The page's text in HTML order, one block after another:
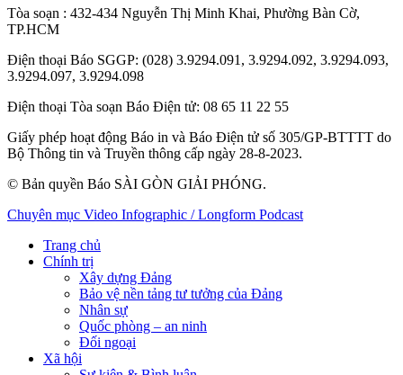
Tòa soạn : 432-434 Nguyễn Thị Minh Khai, Phường Bàn Cờ,
TP.HCM
Điện thoại Báo SGGP: (028) 3.9294.091, 3.9294.092, 3.9294.093,
3.9294.097, 3.9294.098
Điện thoại Tòa soạn Báo Điện tử: 08 65 11 22 55
Giấy phép hoạt động Báo in và Báo Điện tử số 305/GP-BTTTT do
Bộ Thông tin và Truyền thông cấp ngày 28-8-2023.
© Bản quyền Báo SÀI GÒN GIẢI PHÓNG.
Chuyên mục Video Infographic / Longform Podcast
Trang chủ
Chính trị
Xây dựng Đảng
Bảo vệ nền tảng tư tưởng của Đảng
Nhân sự
Quốc phòng – an ninh
Đối ngoại
Xã hội